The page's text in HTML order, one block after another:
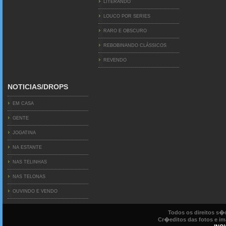
LITERANDO
LOUCO POR SERIES
RARO E OBSCURO
REBOBINANDO CLÁSSICOS
REVENDO
NOTICIAS/DROPS
EM CASA
GENTE
JOGATINA
NA ESTANTE
NAS TELINHAS
NAS TELONAS
OUVINDO E VENDO
Todos os direitos
Cr�editos das fotos e